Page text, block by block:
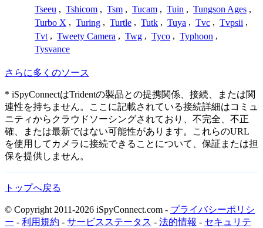
Tseeu , Tshicom , Tsm , Tucam , Tuin , Tungson Ages ,
Turbo X , Turing , Turtle , Tutk , Tuya , Tvc , Tvpsii ,
Tvt , Tweety Camera , Twg , Tyco , Typhoon ,
Tysvance
さらに多くのソース
* iSpyConnectはTridentの製品との提携関係、接続、または関
連性を持ちません。ここに記載されている接続詳細はコミュ
ニティからクラウドソーシングされており、不完全、不正
確、または最新ではない可能性があります。これらのURL
を使用してカメラに接続できることについて、保証または担
保を提供しません。
トップへ戻る
© Copyright 2011-2026 iSpyConnect.com - プライバシーポリシ
ー - 利用規約 - サービスステータス - 法的情報 - セキュリテ